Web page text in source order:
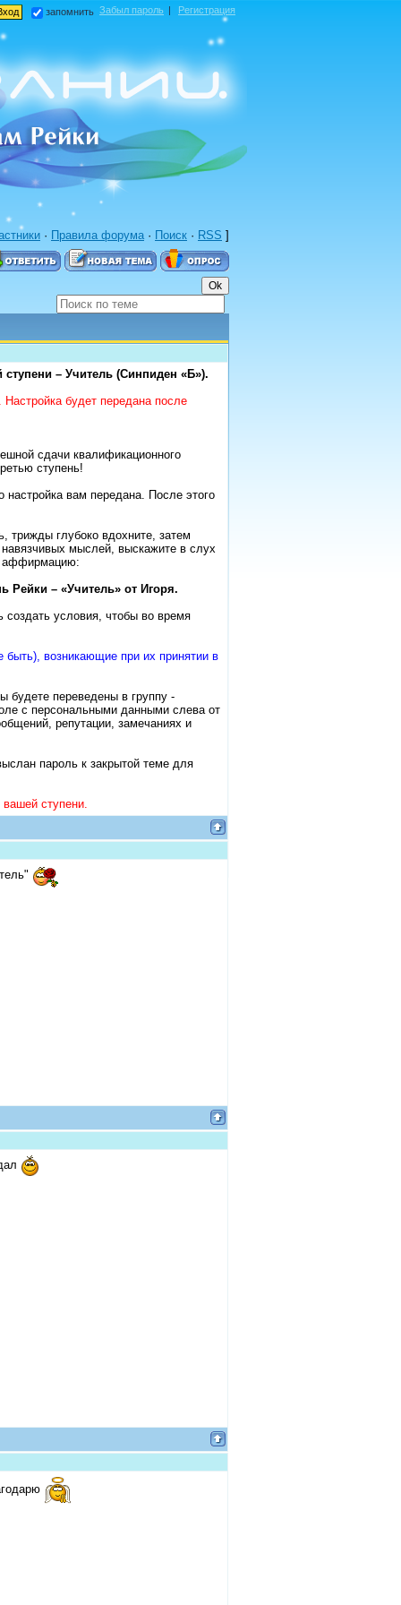
запомнить Забыл пароль | Регистрация
· Правила форума · Поиск · RSS ]
– Учитель (Синпиден «Б»).
Настройка будет передана после
сдачи квалификационного
ступень!
вам передана. После этого
трижды глубоко вдохните, затем
мыслей, выскажите в слух
аффирмацию:
Рейки – «Учитель» от Игоря.
создать условия, чтобы во время
возникающие при их принятии в
будете переведены в группу -
с персональными данными слева от
репутации, замечаниях и
пароль к закрытой теме для
ступени.